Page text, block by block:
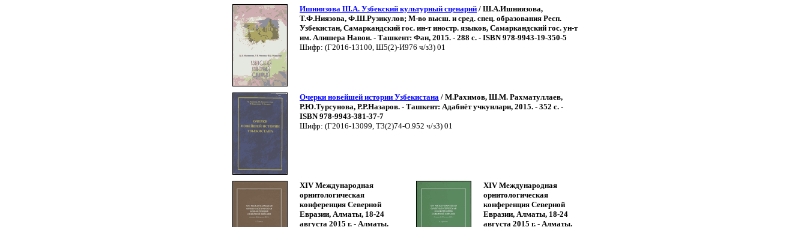
Ишниязова Ш.А. Узбекский культурный сценарий / Ш.А.Ишниязова,
Т.Ф.Ниязова, Ф.Ш.Рузикулов; М-во высш. и сред. спец. образования Респ.
Узбекистан, Самаркандский гос. ин-т иностр. языков, Самаркандский гос. ун-т
им. Алишера Навои. - Ташкент: Фан, 2015. - 288 с. - ISBN 978-9943-19-350-5
Шифр: (Г2016-13100, Ш5(2)-И976 ч/з3) 01
Очерки новейшей истории Узбекистана / М.Рахимов, Ш.М. Рахматуллаев,
Р.Ю.Турсунова, Р.Р.Назаров. - Ташкент: Адабиёт учкунлари, 2015. - 352 с. -
ISBN 978-9943-381-37-7
Шифр: (Г2016-13099, Т3(2)74-О.952 ч/з3) 01
XIV Международная
орнитологическая
конференция Северной
Евразии, Алматы, 18-24
августа 2015 г. - Алматы.
XIV Международная
орнитологическая
конференция Северной
Евразии, Алматы, 18-24
августа 2015 г. - Алматы.